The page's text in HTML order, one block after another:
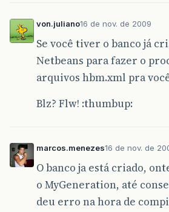
von.juliano16 de nov. de 2009
Se você tiver o banco já
Netbeans para fazer o
arquivos hbm.xml pra
Blz? Flw! :thumbup:
marcos.menezes16 de nov. de
O banco ja está criado,
o MyGeneration, até
deu erro na hora de